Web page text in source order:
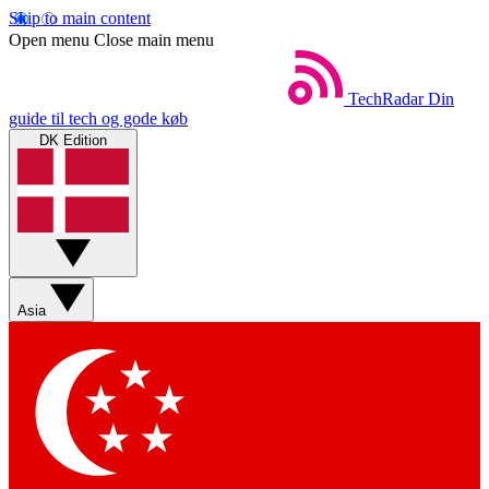
Skip to main content
Open menu Close main menu
TechRadar Din
guide til tech og gode køb
DK Edition
Asia